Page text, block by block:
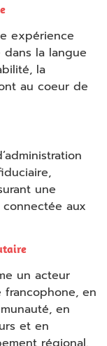
Empty
expérience
la langue
la
au coeur de
une
aux
Empty
un acteur
en
en
et en